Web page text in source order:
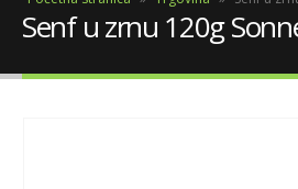
Senf u zrnu 120g